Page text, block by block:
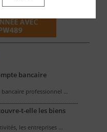
bancaire
bancaire professionnel …
t-elle les biens
les entreprises …